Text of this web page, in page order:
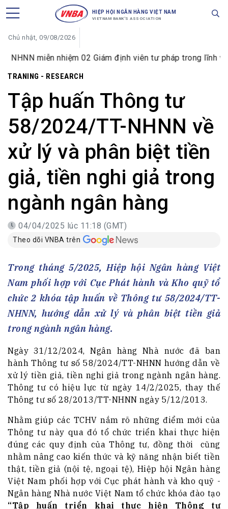
HIỆP HỘI NGÂN HÀNG VIỆT NAM
VIETNAM BANK'S ASSOCIATION
Chủ nhật, 09/08/2026
miễn nhiệm 02 Giám định viên tư pháp trong lĩnh vực
TRANING - RESEARCH
Tập huấn Thông tư
58/2024/TT-NHNN về
xử lý và phân biệt tiền
giả, tiền nghi giả trong
ngành ngân hàng
04/04/2025 lúc 11:18 (GMT)
Theo dõi VNBA trên
Trong tháng 5/2025, Hiệp hội Ngân hàng Việt
Nam phối hợp với Cục Phát hành và Kho quỹ tổ
chức 2 khóa tập huấn về Thông tư 58/2024/TT-
NHNN, hướng dẫn xử lý và phân biệt tiền giả
trong ngành ngân hàng.
Ngày 31/12/2024, Ngân hàng Nhà nước đã ban
hành Thông tư số 58/2024/TT-NHNN hướng dẫn về
xử lý tiền giả, tiền nghi giả trong ngành ngân hàng.
Thông tư có hiệu lực từ ngày 14/2/2025, thay thế
Thông tư số 28/2013/TT-NHNN ngày 5/12/2013.
Nhằm giúp các TCHV nắm rõ những điểm mới của
Thông tư này qua đó tổ chức triển khai thực hiện
đúng các quy định của Thông tư, đồng thời cũng
nhằm nâng cao kiến thức và kỹ năng nhận biết tiền
thật, tiền giả (nội tệ, ngoại tệ), Hiệp hội Ngân hàng
Việt Nam phối hợp với Cục phát hành và kho quỹ -
Ngân hàng Nhà nước Việt Nam tổ chức khóa đào tạo
“Tập huấn triển khai thực hiện Thông tư